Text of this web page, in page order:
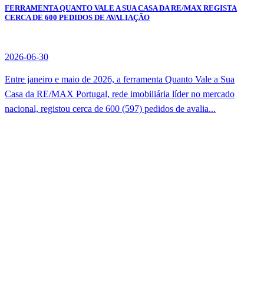
FERRAMENTA QUANTO VALE A SUA CASA DA RE/MAX REGISTA
CERCA DE 600 PEDIDOS DE AVALIAÇÃO
2026-06-30
Entre janeiro e maio de 2026, a ferramenta Quanto Vale a Sua
Casa da RE/MAX Portugal, rede imobiliária líder no mercado
nacional, registou cerca de 600 (597) pedidos de avalia...